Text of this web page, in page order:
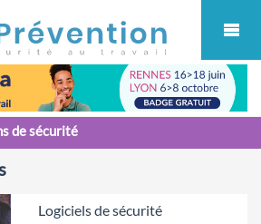
de sécurité
Logiciels de sécurité